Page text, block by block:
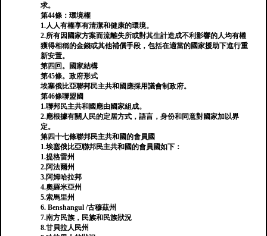
求。
第44條：環境權
1.人人有權享有清潔和健康的環境。
2.所有因國家方案而流離失所或對其生計造成不利影響的人均有權
獲得相稱的金錢或其他補償手段，包括在適當的國家援助下進行重
新安置。
第四回。國家結構
第45條。政府形式
埃塞俄比亞聯邦民主共和國應採用議會制政府。
第46條聯盟國
1.聯邦民主共和國應由國家組成。
2.應根據有關人民的定居方式，語言，身份和同意對國家加以界
定。
第四十七條聯邦民主共和國的會員國
1.埃塞俄比亞聯邦民主共和國的會員國如下：
1.提格雷州
2.阿法爾州
3.阿姆哈拉邦
4.奧羅米亞州
5.索馬里州
6. Benshangul /古穆茲州
7.南方民族，民族和民族狀況
8.甘貝拉人民州